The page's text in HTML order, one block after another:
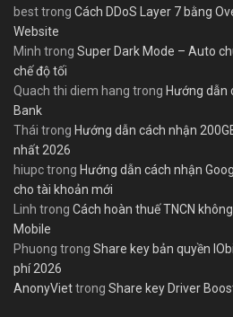
besttrong Cách DDoS Layer 7 bằng
Website
Minh trong Super Dark Mode – Auto
chế độ tối
Quach thi diem hang trong Hướng dẫn
Bank
Thái trong Hướng dẫn cách nhận
nhất 2026
hiupctrong Hướng dẫn cách nhận
cho tài khoản mới
Linh trong Cách hoàn thuế TNCN
Mobile
Phuong trong Share key bản quyền
phí 2026
AnonyViettrong Share key Driver